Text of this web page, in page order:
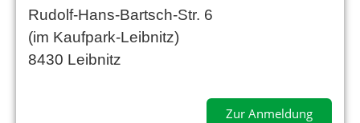
Rudolf-Hans-Bartsch-Str. 6
(im Kaufpark-Leibnitz)
8430 Leibnitz
Zur Anmeldung